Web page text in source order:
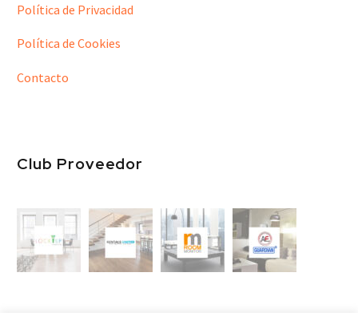
Política de Privacidad
Política de Cookies
Contacto
Club Proveedor